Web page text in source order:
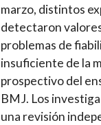
marzo, distintos
detectaron
problemas de
insuficiente de la
prospectivo del
BMJ. Los
una revisión